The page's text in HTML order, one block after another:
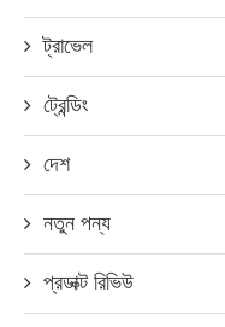
ট্রাভেল
ট্রেন্ডিং
দেশ
নতুন পন্য
প্রডাক্ট রিভিউ